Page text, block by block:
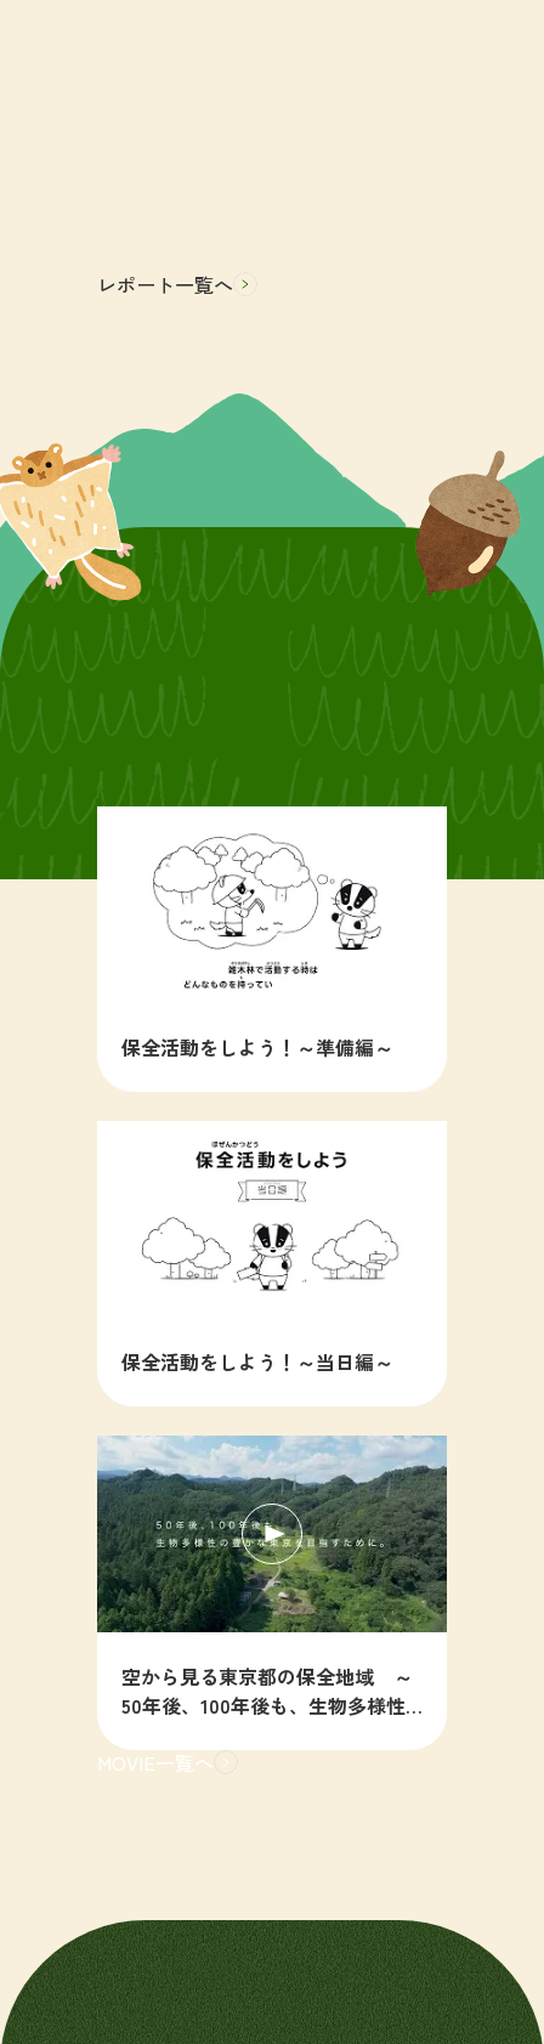
レポート一覧へ
保全活動をしよう！～準備編～
保全活動をしよう！～当日編～
空から見る東京都の保全地域 ～
50年後、100年後も、生物多様性
MOVIE一覧へ